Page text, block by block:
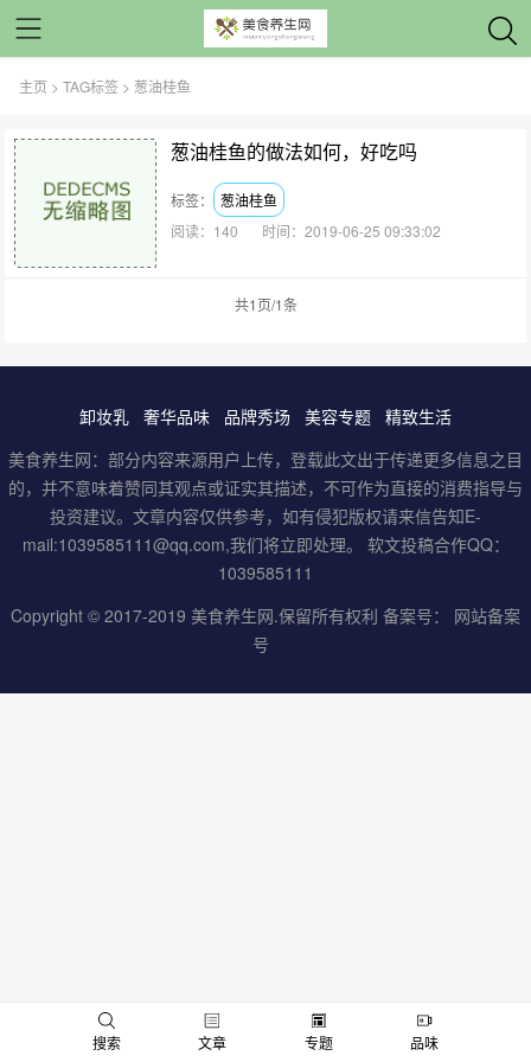
主页 >TAG标签 > 葱油桂鱼
葱油桂鱼的做法如何，好吃吗
标签： 葱油桂鱼
阅读：140
时间：2019-06-25 09:33:02
共1页/1条
卸妆乳 奢华品味 品牌秀场 美容专题 精致生活
美食养生网：部分内容来源用户上传，登载此文出于传递更多信息之目
的，并不意味着赞同其观点或证实其描述，不可作为直接的消费指导与
投资建议。文章内容仅供参考，如有侵犯版权请来信告知E-
mail:1039585111@qq.com,我们将立即处理。 软文投稿合作QQ：
1039585111
Copyright © 2017-2019 美食养生网.保留所有权利 备案号： 网站备案
号
搜索 文章 专题
品味